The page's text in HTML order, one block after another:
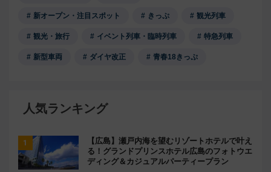
新オープン・注目スポット きっぷ 観光列車
観光・旅行 イベント列車・臨時列車 特急列車
新型車両 ダイヤ改正 青春18きっぷ
人気ランキング
【広島】瀬戸内海を望むリゾートホテルで叶え
る！グランドプリンスホテル広島のフォトウエ
ディング＆カジュアルパーティープラン